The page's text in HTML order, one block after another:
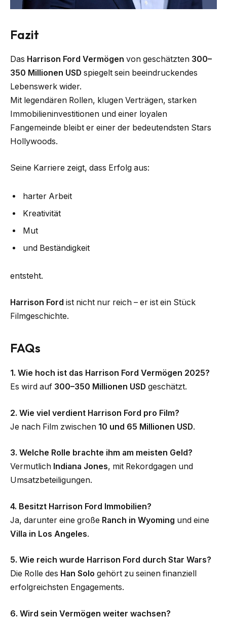
Fazit
Das Harrison Ford Vermögen von geschätzten 300–
350 Millionen USD spiegelt sein beeindruckendes
Lebenswerk wider.
Mit legendären Rollen, klugen Verträgen, starken
Immobilieninvestitionen und einer loyalen
Fangemeinde bleibt er einer der bedeutendsten Stars
Hollywoods.
Seine Karriere zeigt, dass Erfolg aus:
harter Arbeit
Kreativität
Mut
und Beständigkeit
entsteht.
Harrison Ford ist nicht nur reich – er ist ein Stück
Filmgeschichte.
FAQs
1. Wie hoch ist das Harrison Ford Vermögen 2025?
Es wird auf 300–350 Millionen USD geschätzt.
2. Wie viel verdient Harrison Ford pro Film?
Je nach Film zwischen 10 und 65 Millionen USD.
3. Welche Rolle brachte ihm am meisten Geld?
Vermutlich Indiana Jones, mit Rekordgagen und
Umsatzbeteiligungen.
4. Besitzt Harrison Ford Immobilien?
Ja, darunter eine große Ranch in Wyoming und eine
Villa in Los Angeles.
5. Wie reich wurde Harrison Ford durch Star Wars?
Die Rolle des Han Solo gehört zu seinen finanziell
erfolgreichsten Engagements.
6. Wird sein Vermögen weiter wachsen?